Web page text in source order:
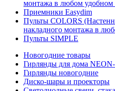
монтажа в любом удобном
Приемники Easydim
Пульты COLORS
накладного монтажа в
Пульты SIMPLE
Новогодние товары
Гирлянды для дома
Гирлянды новогодние
Диско-шары и проекторы